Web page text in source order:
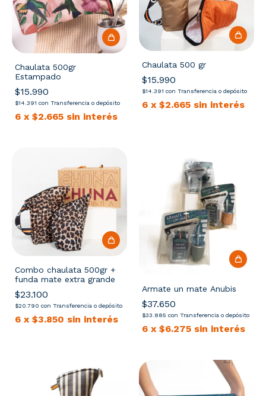
Chaulata 500gr
Estampado
$15.990
$14.391 con Transferencia o depósito
6 x $2.665 sin interés
Chaulata 500 gr
$15.990
$14.391 con Transferencia o depósito
6 x $2.665 sin interés
Combo chaulata 500gr +
funda mate extra grande
$23.100
$20.790 con Transferencia o depósito
6 x $3.850 sin interés
Armate un mate Anubis
$37.650
$33.885 con Transferencia o depósito
6 x $6.275 sin interés